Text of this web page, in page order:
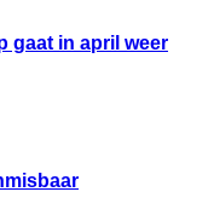
gaat in april weer